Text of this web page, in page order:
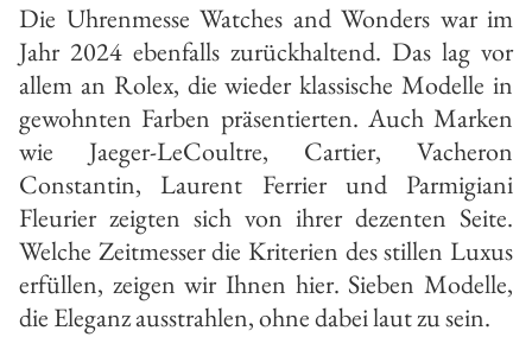
Die Uhrenmesse Watches and Wonders war im
Jahr 2024 ebenfalls zurückhaltend. Das lag vor
allem an Rolex, die wieder klassische Modelle in
gewohnten Farben präsentierten. Auch Marken
wie Jaeger-LeCoultre, Cartier, Vacheron
Constantin, Laurent Ferrier und Parmigiani
Fleurier zeigten sich von ihrer dezenten Seite.
Welche Zeitmesser die Kriterien des stillen Luxus
erfüllen, zeigen wir Ihnen hier. Sieben Modelle,
die Eleganz ausstrahlen, ohne dabei laut zu sein.